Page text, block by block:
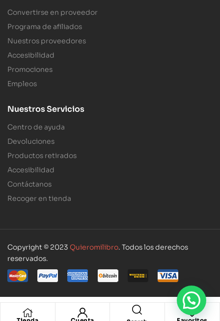
Convertirse en proveedor
Programa de afiliados
Nuestros proveedores
Accesibilidad
Promociones
Empleos
Nuestros Servicios
Centro de ayuda
Devoluciones
Productos retirados
Accesibilidad
Contáctanos
Recoger en tienda
Copyright © 2023 Quieromilibro. Todos los derechos
reservados.